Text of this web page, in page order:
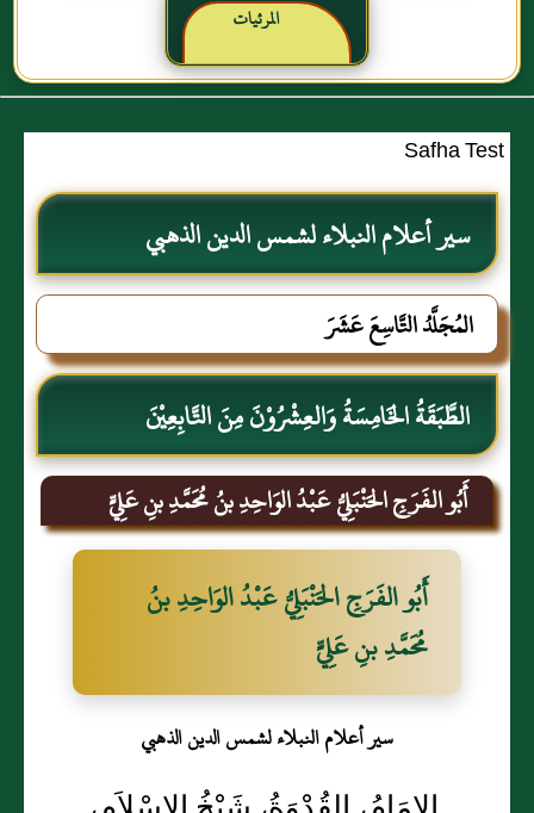
المرئيات
Safha Test
سير أعلام النبلاء لشمس الدين الذهبي
المُجَلَّدُ التَّاسِعَ عَشَرَ
الطَّبَقَةُ الخَامِسَةُ وَالعِشْرُوْنَ مِنَ التَّابِعِيْنَ
أَبُو الفَرَجِ الحَنْبَلِيُّ عَبْدُ الوَاحِدِ بنُ مُحَمَّدِ بنِ عَلِيٍّ
أَبُو الفَرَجِ الحَنْبَلِيُّ عَبْدُ الوَاحِدِ بنُ
مُحَمَّدِ بنِ عَلِيٍّ
سير أعلام النبلاء لشمس الدين الذهبي